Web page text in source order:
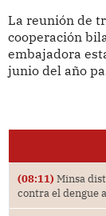
La reunión de
cooperación
embajadora
junio del año
(08:11) Minsa
contra el dengue